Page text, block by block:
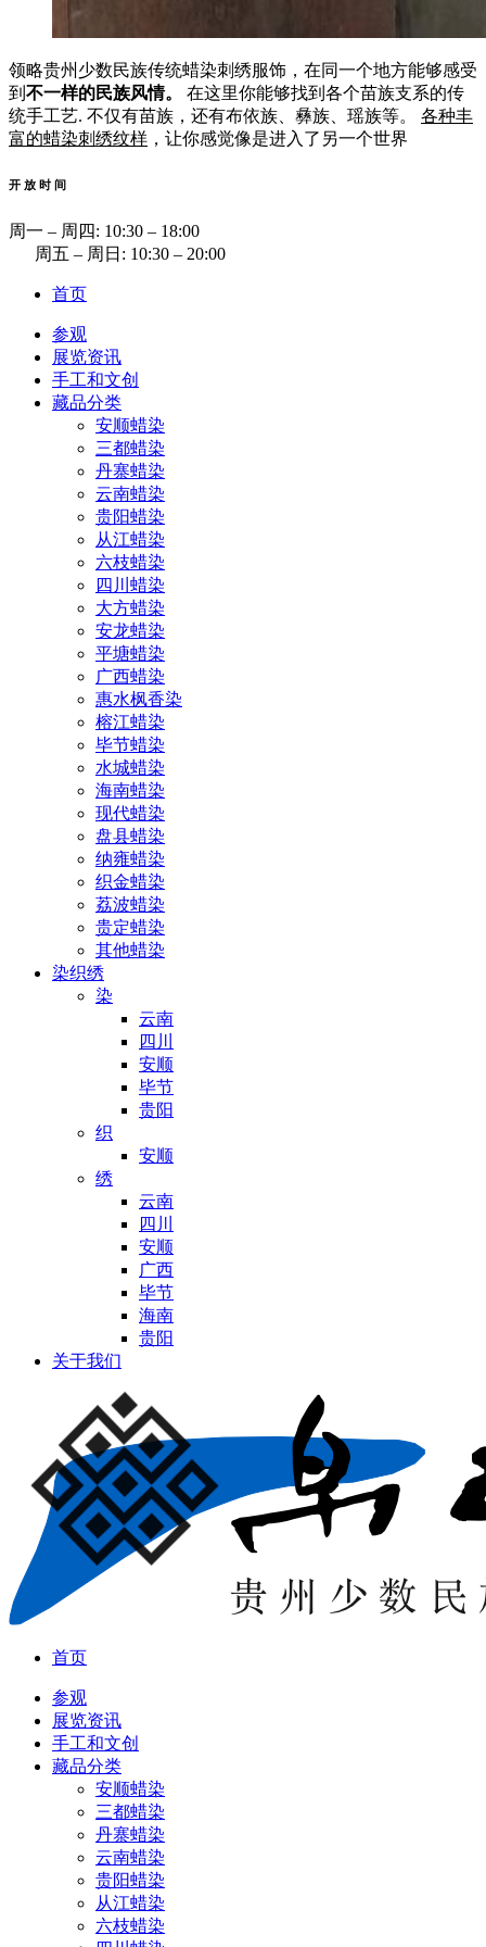
领略贵州少数民族传统蜡染刺绣服饰，在同一个地方能够感受
到 不一样的民族风情。
在这里你能够找到各个苗族支系的传
统手工艺. 不仅有苗族，还有布依族、彝族、瑶族等。 各种丰
富的蜡染刺绣纹样 ，让你感觉像是进入了另一个世界
开 放 时 间
周一 ‒ 周四: 10:30 ‒ 18:00
周五 ‒ 周日: 10:30 ‒ 20:00
首页
参观
展览资讯
手工和文创
藏品分类
安顺蜡染
三都蜡染
丹寨蜡染
云南蜡染
贵阳蜡染
从江蜡染
六枝蜡染
四川蜡染
大方蜡染
安龙蜡染
平塘蜡染
广西蜡染
惠水枫香染
榕江蜡染
毕节蜡染
水城蜡染
海南蜡染
现代蜡染
盘县蜡染
纳雍蜡染
织金蜡染
荔波蜡染
贵定蜡染
其他蜡染
染织绣
染
云南
四川
安顺
毕节
贵阳
织
安顺
绣
云南
四川
安顺
广西
毕节
海南
贵阳
关于我们
首页
参观
展览资讯
手工和文创
藏品分类
安顺蜡染
三都蜡染
丹寨蜡染
云南蜡染
贵阳蜡染
从江蜡染
六枝蜡染